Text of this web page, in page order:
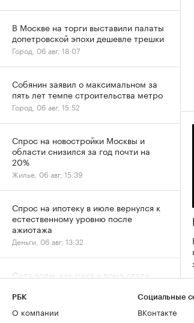
В Москве на торги выставили палаты
допетровской эпохи дешевле трешки
Город, 06 авг, 18:07
Собянин заявил о максимальном за
пять лет темпе строительства метро
Город, 06 авг, 15:52
Спрос на новостройки Москвы и
области снизился за год почти на
20%
Жилье, 06 авг, 15:39
Спрос на ипотеку в июле вернулся к
естественному уровню после
ажиотажа
Деньги, 06 авг, 13:32
Сила воды: как река у дома стала
Москве
Город, 06 авг, 13:05
РБК
О компании
Социальные
ВКонтакте